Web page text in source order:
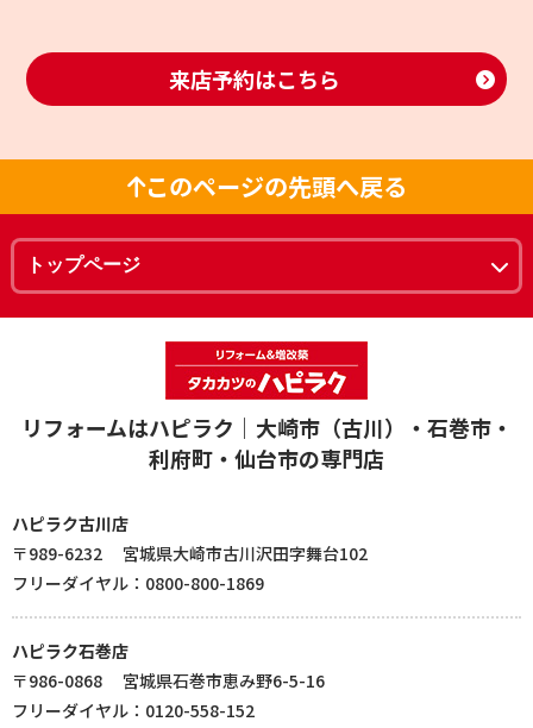
来店予約はこちら
このページの先頭へ戻る
リフォームはハピラク｜大崎市（古川）・石巻市・
利府町・仙台市の専門店
ハピラク古川店
〒989-6232 宮城県大崎市古川沢田字舞台102
フリーダイヤル：0800-800-1869
ハピラク石巻店
〒986-0868 宮城県石巻市恵み野6-5-16
フリーダイヤル：0120-558-152